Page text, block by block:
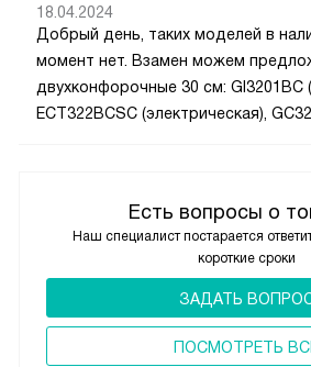
Есть вопросы о
Наш специалист постарается
короткие сроки
ЗАДАТЬ
ПОCМОТРЕТЬ
18.04.2024
Добрый день, таких моделей в
момент нет. Взамен можем
двухконфорочные 30 см: GI3201BC
ECT322BCSC (электрическая),